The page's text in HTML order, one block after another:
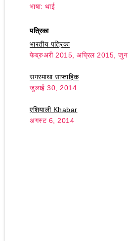
भाषा: थाई
पत्रिका
भारतीय पत्रिका
फेब्रुअरी 2015, अप्रिल 2015, जुन
सगरमाथा साप्ताहिक
जुलाई 30, 2014
एशियाली Khabar
अगस्ट 6, 2014